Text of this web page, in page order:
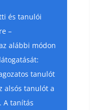
és tanulói
–
alábbi módon
tanulót
alsós tanulót a
A tanítás